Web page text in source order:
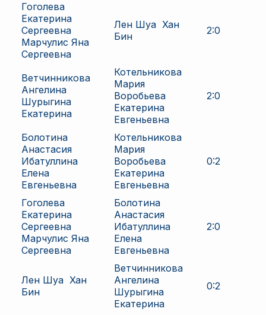
Гоголева
Екатерина
Сергеевна
Марчулис Яна
Сергеевна
Лен Шуа Хан
Бин
2:0
Ветчинникова
Ангелина
Шурыгина
Екатерина
Котельникова
Мария
Воробьева
Екатерина
Евгеньевна
2:0
Болотина
Анастасия
Ибатуллина
Елена
Евгеньевна
Котельникова
Мария
Воробьева
Екатерина
Евгеньевна
0:2
Гоголева
Екатерина
Сергеевна
Марчулис Яна
Сергеевна
Болотина
Анастасия
Ибатуллина
Елена
Евгеньевна
2:0
Лен Шуа Хан
Бин
Ветчинникова
Ангелина
Шурыгина
Екатерина
0:2